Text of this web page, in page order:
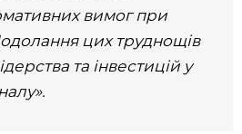
вимог при
цих труднощів
та інвестицій у